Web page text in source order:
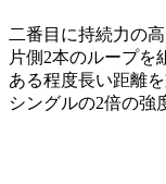
二番目に持続力の高
片側2本のループを
ある程度長い距離を
シングルの2倍の強